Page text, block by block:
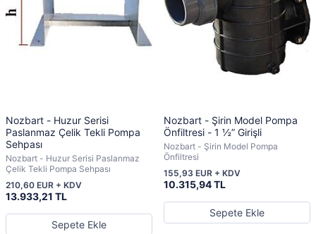
Nozbart - Huzur Serisi
Paslanmaz Çelik Tekli Pompa
Sehpası
Nozbart - Huzur Serisi Paslanmaz
Çelik Tekli Pompa Sehpası
13.933,21 TL
210,60 EUR + KDV
Sepete Ekle
Nozbart - Şirin Model Pompa
Önfiltresi - 1 ½” Girişli
Nozbart - Şirin Model Pompa
Önfiltresi
10.315,94 TL
155,93 EUR + KDV
Sepete Ekle